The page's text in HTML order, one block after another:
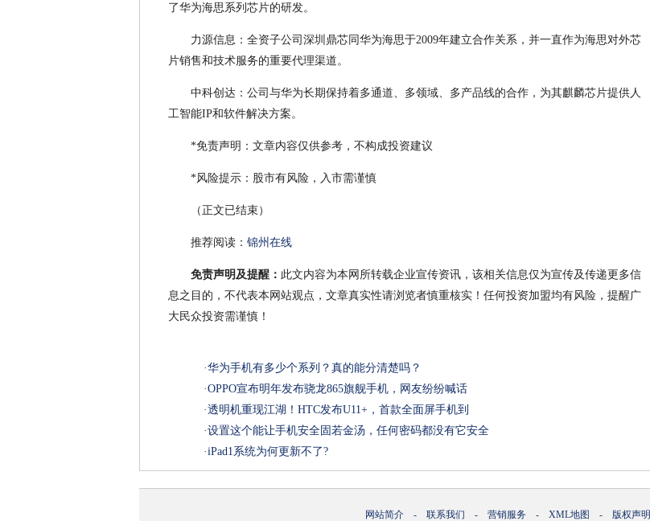
了华为海思系列芯片的研发。
力源信息：全资子公司深圳鼎芯同华为海思于2009年建立合作关系，并一直作为海思对外芯
片销售和技术服务的重要代理渠道。
中科创达：公司与华为长期保持着多通道、多领域、多产品线的合作，为其麒麟芯片提供人
工智能IP和软件解决方案。
*免责声明：文章内容仅供参考，不构成投资建议
*风险提示：股市有风险，入市需谨慎
（正文已结束）
推荐阅读： 锦州在线
免责声明及提醒： 此文内容为本网所转载企业宣传资讯，该相关信息仅为宣传及传递更多信
息之目的，不代表本网站观点，文章真实性请浏览者慎重核实！任何投资加盟均有风险，提醒广
大民众投资需谨慎！
·华为手机有多少个系列？真的能分清楚吗？
·OPPO宣布明年发布骁龙865旗舰手机，网友纷纷喊话
·透明机重现江湖！HTC发布U11+，首款全面屏手机到
·设置这个能让手机安全固若金汤，任何密码都没有它安全
·iPad1系统为何更新不了?
网站简介 - 联系我们 - 营销服务 - XML地图 - 版权声明